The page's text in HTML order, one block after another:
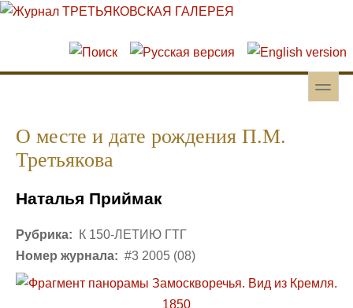
Перейти к основному содержанию
Skip to search
toggle
О месте и дате рождения П.М.
Третьякова
Наталья Приймак
Рубрика:
К 150-ЛЕТИЮ ГТГ
Номер журнала: #3 2005 (08)